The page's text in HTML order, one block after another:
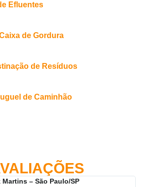
Efluentes
de Gordura
de Resíduos
de Caminhão
Martins – São Paulo/SP